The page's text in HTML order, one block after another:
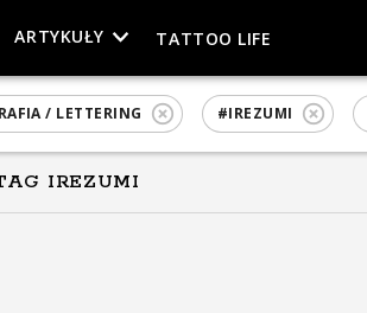
ARTYKUŁY TATTOO LIFE
/ LETTERING #IREZUMI
IREZUMI